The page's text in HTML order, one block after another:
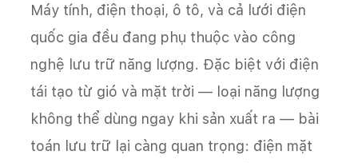
Máy tính, điện thoại, ô tô, và cả lưới điện
quốc gia đều đang phụ thuộc vào công
nghệ lưu trữ năng lượng. Đặc biệt với điện
tái tạo từ gió và mặt trời — loại năng lượng
không thể dùng ngay khi sản xuất ra — bài
toán lưu trữ lại càng quan trọng: điện mặt